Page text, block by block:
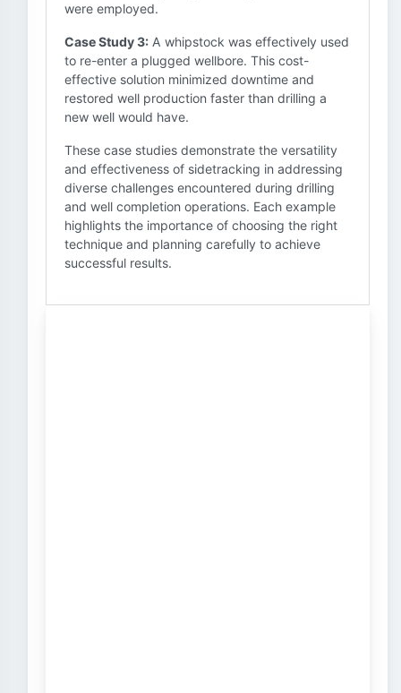
were employed.
Case Study 3: A whipstock was effectively used
to re-enter a plugged wellbore. This cost-
effective solution minimized downtime and
restored well production faster than drilling a
new well would have.
These case studies demonstrate the versatility
and effectiveness of sidetracking in addressing
diverse challenges encountered during drilling
and well completion operations. Each example
highlights the importance of choosing the right
technique and planning carefully to achieve
successful results.